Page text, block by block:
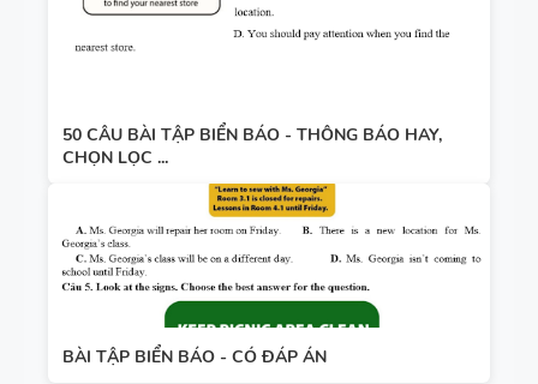
50 CÂU BÀI TẬP BIỂN BÁO - THÔNG BÁO HAY,
CHỌN LỌC ...
BÀI TẬP BIỂN BÁO - CÓ ĐÁP ÁN